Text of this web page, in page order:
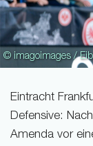
© imagoimages /
Eintracht
Defensive:
Amenda vor